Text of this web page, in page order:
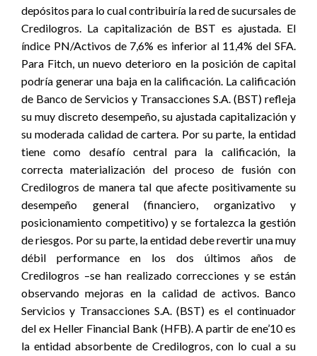
depósitos para lo cual contribuiría la red de sucursales de
Credilogros. La capitalización de BST es ajustada. El
índice PN/Activos de 7,6% es inferior al 11,4% del SFA.
Para Fitch, un nuevo deterioro en la posición de capital
podría generar una baja en la calificación. La calificación
de Banco de Servicios y Transacciones S.A. (BST) refleja
su muy discreto desempeño, su ajustada capitalización y
su moderada calidad de cartera. Por su parte, la entidad
tiene como desafío central para la calificación, la
correcta materialización del proceso de fusión con
Credilogros de manera tal que afecte positivamente su
desempeño general (financiero, organizativo y
posicionamiento competitivo) y se fortalezca la gestión
de riesgos. Por su parte, la entidad debe revertir una muy
débil performance en los dos últimos años de
Credilogros –se han realizado correcciones y se están
observando mejoras en la calidad de activos. Banco
Servicios y Transacciones S.A. (BST) es el continuador
del ex Heller Financial Bank (HFB). A partir de ene’10 es
la entidad absorbente de Credilogros, con lo cual a su